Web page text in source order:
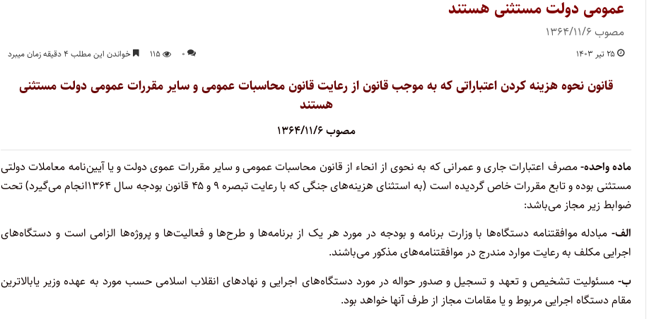
عمومی دولت مستثنی هستند
مصوب ۱۳۶۴/۱۱/۶
۲۵ تیر ۱۴۰۳ ۰ ۱۱۵ خواندن این مطلب ۴ دقیقه زمان میبرد
قانون نحوه هزینه کردن اعتباراتی که به موجب قانون از رعایت قانون محاسبات عمومی و سایر مقررات عمومی دولت مستثنی
هستند
مصوب ۱۳۶۴/۱۱/۶
‌ماده واحده-مصرف اعتبارات جاری و عمرانی که به نحوی از انحاء از قانون محاسبات عمومی و سایر مقررات عموی دولت و یا آیین‌نامه معاملات دولتی
مستثنی بوده و تابع مقررات خاص گردیده است (‌به استثنای هزینه‌های جنگی که با رعایت تبصره ۹ و ۴۵ قانون بودجه سال ۱۳۶۴‌انجام می‌گیرد) تحت
ضوابط زیر مجاز می‌باشد:
‌الف- مبادله موافقتنامه دستگاه‌ها با وزارت برنامه و بودجه در مورد هر یک از برنامه‌ها و طرح‌ها و فعالیت‌ها و پروژه‌ها الزامی است و دستگاه‌های
اجرایی مکلف به رعایت موارد مندرج در موافقتنامه‌های مذکور می‌باشند.
ب- مسئولیت تشخیص و تعهد و تسجیل و صدور حواله در مورد دستگاه‌های اجرایی و نهادهای انقلاب اسلامی حسب مورد به عهده وزیر یا‌بالاترین
مقام دستگاه اجرایی مربوط و یا مقامات مجاز از طرف آنها خواهد بود.